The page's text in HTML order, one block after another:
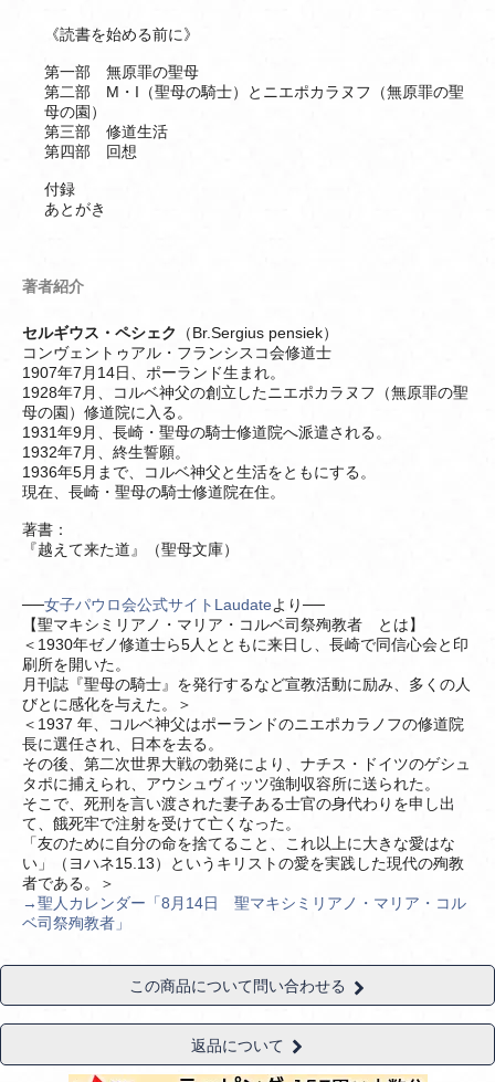
《読書を始める前に》
第一部 無原罪の聖母
第二部 M・I（聖母の騎士）とニエポカラヌフ（無原罪の聖
母の園）
第三部 修道生活
第四部 回想
付録
あとがき
著者紹介
セルギウス・ペシェク
（Br.Sergius pensiek）
コンヴェントゥアル・フランシスコ会修道士
1907年7月14日、ポーランド生まれ。
1928年7月、コルベ神父の創立したニエポカラヌフ（無原罪の聖
母の園）修道院に入る。
1931年9月、長崎・聖母の騎士修道院へ派遣される。
1932年7月、終生誓願。
1936年5月まで、コルベ神父と生活をともにする。
現在、長崎・聖母の騎士修道院在住。
著書：
『越えて来た道』（聖母文庫）
──女子パウロ会公式サイトLaudateより──
【聖マキシミリアノ・マリア・コルベ司祭殉教者 とは】
＜1930年ゼノ修道士ら5人とともに来日し、長崎で同信心会と印
刷所を開いた。
月刊誌『聖母の騎士』を発行するなど宣教活動に励み、多くの人
びとに感化を与えた。＞
＜1937 年、コルベ神父はポーランドのニエポカラノフの修道院
長に選任され、日本を去る。
その後、第二次世界大戦の勃発により、ナチス・ドイツのゲシュ
タポに捕えられ、アウシュヴィッツ強制収容所に送られた。
そこで、死刑を言い渡された妻子ある士官の身代わりを申し出
て、餓死牢で注射を受けて亡くなった。
「友のために自分の命を捨てること、これ以上に大きな愛はな
い」（ヨハネ15.13）というキリストの愛を実践した現代の殉教
者である。＞
→聖人カレンダー「8月14日 聖マキシミリアノ・マリア・コル
ベ司祭殉教者」
この商品について問い合わせる
返品について